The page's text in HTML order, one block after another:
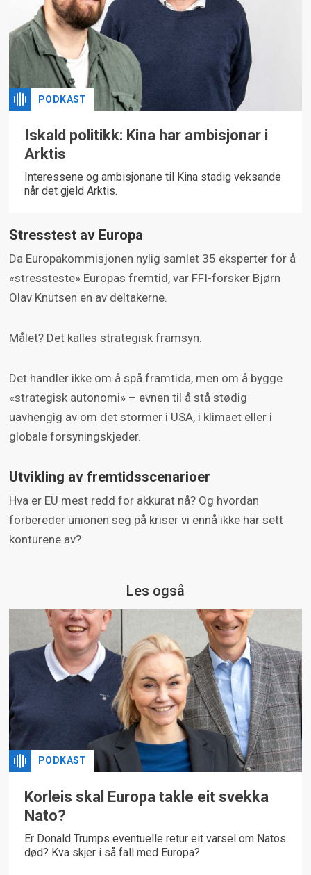
PODKAST
Iskald politikk: Kina har ambisjonar i
Arktis
Interessene og ambisjonane til Kina stadig veksande
når det gjeld Arktis.
Stresstest av Europa
Da Europakommisjonen nylig samlet 35 eksperter for å
«stressteste» Europas fremtid, var FFI-forsker Bjørn
Olav Knutsen en av deltakerne.
Målet? Det kalles strategisk framsyn.
Det handler ikke om å spå framtida, men om å bygge
«strategisk autonomi» – evnen til å stå stødig
uavhengig av om det stormer i USA, i klimaet eller i
globale forsyningskjeder.
Utvikling av fremtidsscenarioer
Hva er EU mest redd for akkurat nå? Og hvordan
forbereder unionen seg på kriser vi ennå ikke har sett
konturene av?
Les også
PODKAST
Korleis skal Europa takle eit svekka
Nato?
Er Donald Trumps eventuelle retur eit varsel om Natos
død? Kva skjer i så fall med Europa?